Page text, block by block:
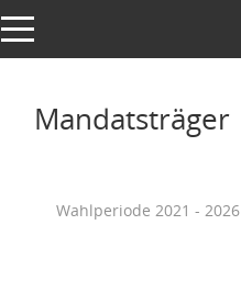
Toggle navigation
Mandatsträger
Wahlperiode 2021 - 2026